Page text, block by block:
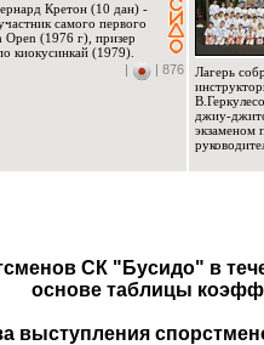
Кретон (10 дан) -
самого первого
Open (1976 г), призер
киокусинкай (1979).
|
| 876
Лагерь
джиу-
экзаменом
СК "Бусидо" в
основе таблицы
выступления